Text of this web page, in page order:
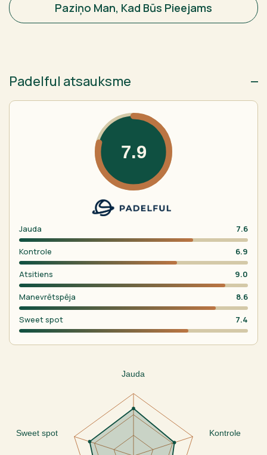
Paziņo Man, Kad Būs Pieejams
Padelful atsauksme
7.9
Jauda 7.6
Kontrole 6.9
Atsitiens 9.0
Manevrētspēja 8.6
Sweet spot 7.4
Jauda
Kontrole
Sweet spot